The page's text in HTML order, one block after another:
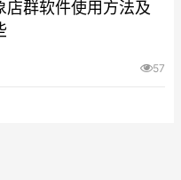
店群软件使用方法及
57